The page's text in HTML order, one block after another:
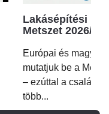
Lakásépítési
Metszet 2026/2.
Európai és magyar
mutatjuk be a
– ezúttal a családi
több...